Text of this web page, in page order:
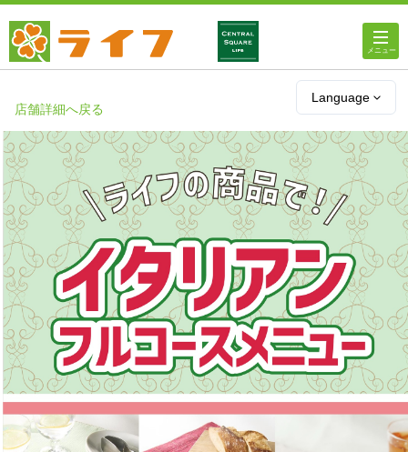
Language
店舗・チラシ情報
ライフのオンラインストア
ライフネットスーパー
企業情報
IR情報
採用情報
店舗詳細へ戻る